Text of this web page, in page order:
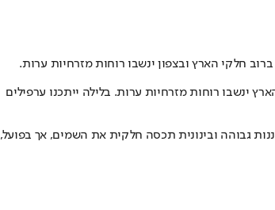
חלקי הארץ ובצפון ינשבו רוחות מזרחיות ערות.
ינשבו רוחות מזרחיות ערות. בלילה ייתכנו ערפילים
במידה ניכרת מהרגיל לעונה כשהטמפרטורות תהיינה גבוהות בכ-8-10 מעלות יותר מהממוצע. עננות גבוהה ובינונית תכסה חלקית את השמים, אך בפועל,